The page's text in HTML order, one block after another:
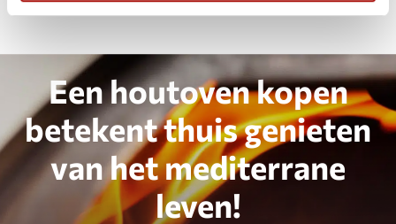
Een houtoven kopen
betekent thuis genieten
van het mediterrane
leven!